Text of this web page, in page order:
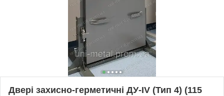
Двері захисно-герметичні ДУ-ІV (Тип 4) (115